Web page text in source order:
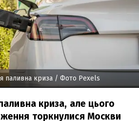
паливна криза / Фото Pexels
криза, але цього
торкнулися Москви